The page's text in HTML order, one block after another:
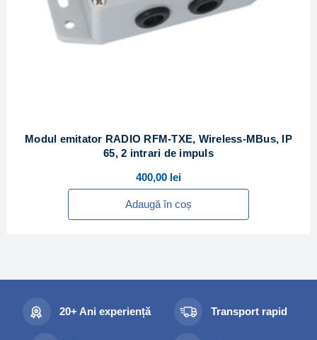
Modul emitator RADIO RFM-TXE, Wireless-MBus, IP
65, 2 intrari de impuls
400,00 lei
Adaugă în coș
20+ Ani experiență Transport rapid